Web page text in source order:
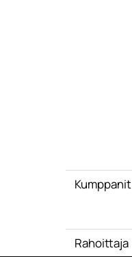
Kumppanit
Rahoittaja